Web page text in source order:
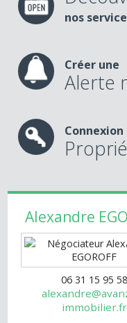
nos
Alerte
Alexandre